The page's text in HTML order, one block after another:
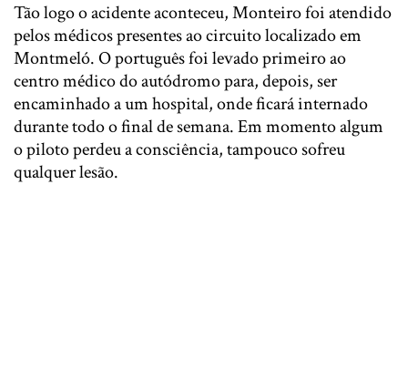
Tão logo o acidente aconteceu, Monteiro foi atendido
pelos médicos presentes ao circuito localizado em
Montmeló. O português foi levado primeiro ao
centro médico do autódromo para, depois, ser
encaminhado a um hospital, onde ficará internado
durante todo o final de semana. Em momento algum
o piloto perdeu a consciência, tampouco sofreu
qualquer lesão.